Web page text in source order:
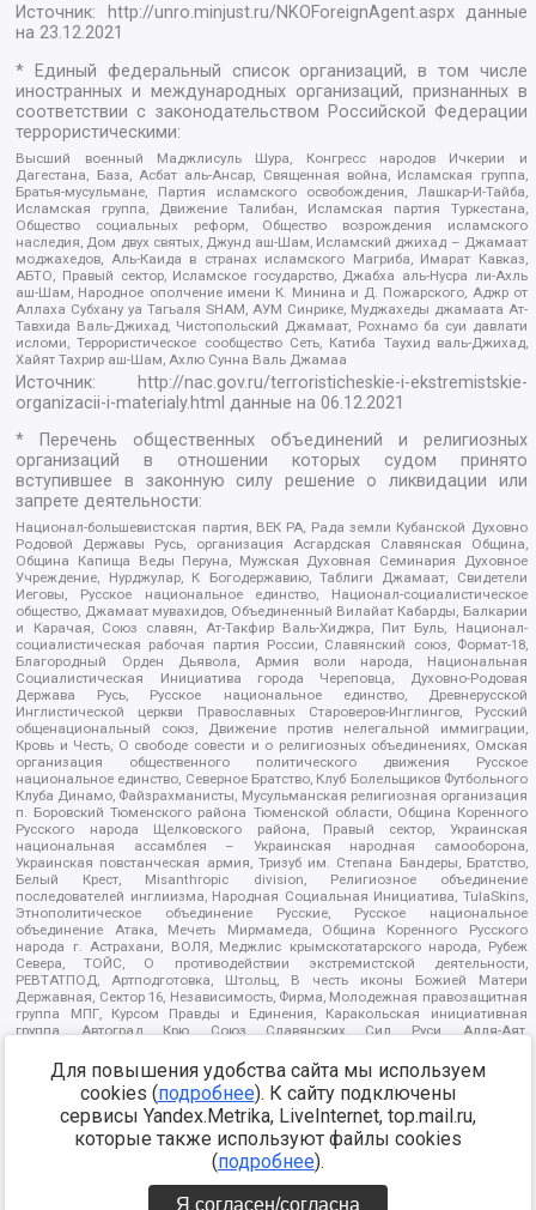
Источник: http://unro.minjust.ru/NKOForeignAgent.aspxданные
на23.12.2021
* Единый федеральный список организаций, в том числе
иностранных и международных организаций, признанных в
соответствии с законодательством Российской Федерации
террористическими:
Высший военный Маджлисуль Шура, Конгресс народов Ичкерии и
Дагестана, База, Асбат аль-Ансар, Священная война, Исламская группа,
Братья-мусульмане, Партия исламского освобождения, Лашкар-И-Тайба,
Исламская группа, Движение Талибан, Исламская партия Туркестана,
Общество социальных реформ, Общество возрождения исламского
наследия, Дом двух святых, Джунд аш-Шам, Исламский джихад – Джамаат
моджахедов, Аль-Каида в странах исламского Магриба, Имарат Кавказ,
АБТО, Правый сектор, Исламское государство, Джабха аль-Нусра ли-Ахль
аш-Шам, Народное ополчение имени К. Минина и Д. Пожарского, Аджр от
Аллаха Субхану уа Тагьаля SHAM, АУМ Синрике, Муджахеды джамаата Ат-
Тавхида Валь-Джихад, Чистопольский Джамаат, Рохнамо ба суи давлати
исломи, Террористическое сообщество Сеть, Катиба Таухид валь-Джихад,
Хайят Тахрир аш-Шам, Ахлю Сунна Валь Джамаа
Источник:
http://nac.gov.ru/terroristicheskie-i-ekstremistskie-
organizacii-i-materialy.html данные на06.12.2021
* Перечень общественных объединений и религиозных
организаций в отношении которых судом принято
вступившее в законную силу решение о ликвидации или
запрете деятельности:
Национал-большевистская партия, ВЕК РА, Рада земли Кубанской Духовно
Родовой Державы Русь, организация Асгардская Славянская Община,
Община Капища Веды Перуна, Мужская Духовная Семинария Духовное
Учреждение, Нурджулар, К Богодержавию, Таблиги Джамаат, Свидетели
Иеговы, Русское национальное единство, Национал-социалистическое
общество, Джамаат мувахидов, Объединенный Вилайат Кабарды, Балкарии
и Карачая, Союз славян, Ат-Такфир Валь-Хиджра, Пит Буль, Национал-
социалистическая рабочая партия России, Славянский союз, Формат-18,
Благородный Орден Дьявола, Армия воли народа, Национальная
Социалистическая Инициатива города Череповца, Духовно-Родовая
Держава Русь, Русское национальное единство, Древнерусской
Инглистической церкви Православных Староверов-Инглингов, Русский
общенациональный союз, Движение против нелегальной иммиграции,
Кровь и Честь, О свободе совести и о религиозных объединениях, Омская
организация общественного политического движения Русское
национальное единство, Северное Братство, Клуб Болельщиков Футбольного
Клуба Динамо, Файзрахманисты, Мусульманская религиозная организация
п. Боровский Тюменского района Тюменской области, Община Коренного
Русского народа Щелковского района, Правый сектор, Украинская
национальная ассамблея – Украинская народная самооборона,
Украинская повстанческая армия, Тризуб им. Степана Бандеры, Братство,
Белый Крест, Misanthropic division, Религиозное объединение
последователей инглиизма, Народная Социальная Инициатива, TulaSkins,
Этнополитическое объединение Русские, Русское национальное
объединение Атака, Мечеть Мирмамеда, Община Коренного Русского
народа г. Астрахани, ВОЛЯ, Меджлис крымскотатарского народа, Рубеж
Севера, ТОЙС, О противодействии экстремистской деятельности,
РЕВТАТПОД, Артподготовка, Штольц, В честь иконы Божией Матери
Державная, Сектор 16, Независимость, Фирма, Молодежная правозащитная
группа МПГ, Курсом Правды и Единения, Каракольская инициативная
группа, Автоград Крю, Союз Славянских Сил Руси, Алля-Аят,
Арестантское уголовное единство, Башкорт, Нация и свобода, W.H.С., Фалунь
Дафа, Иртыш Ultras, Русский Патриотический клуб-Новокузнецк/РПК,
Сибирский державный союз, Фонд борьбы с коррупцией, Фонд защиты прав
граждан, Штабы Навального, Совет граждан СССР Прикубанского округа г.
Краснодара
https://minjust.gov.ru/ru/documents/7822/
Для повышения удобства сайта мы используем
cookies (подробнее). К сайту подключены
сервисы Yandex.Metrika, LiveInternet, top.mail.ru,
которые также используют файлы cookies
(подробнее).
Я согласен/согласна